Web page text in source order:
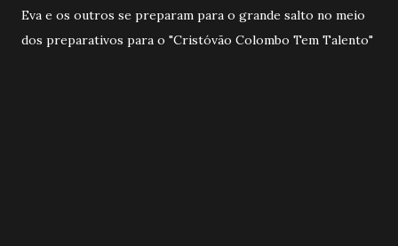
Eva e os outros se preparam para o grande salto no meio
dos preparativos para o "Cristóvão Colombo Tem Talento"